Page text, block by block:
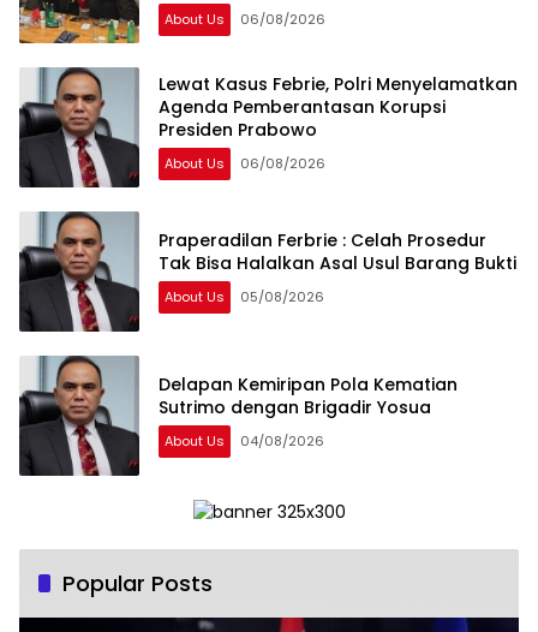
About Us 06/08/2026
Lewat Kasus Febrie, Polri Menyelamatkan
Agenda Pemberantasan Korupsi
Presiden Prabowo
About Us 06/08/2026
Praperadilan Ferbrie : Celah Prosedur
Tak Bisa Halalkan Asal Usul Barang Bukti
About Us 05/08/2026
Delapan Kemiripan Pola Kematian
Sutrimo dengan Brigadir Yosua
About Us 04/08/2026
Popular Posts